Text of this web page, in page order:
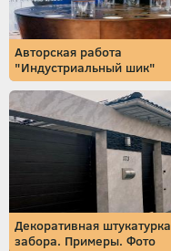
Авторская работа
"Индустриальный шик"
Декоративная штукатурка
забора. Примеры. Фото